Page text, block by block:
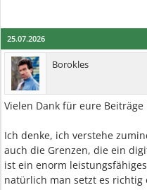
25.07.2026
Borokles
Vielen Dank für eure
Ich denke, ich verstehe
auch die Grenzen, die ein
ist ein enorm
natürlich man setzt es richtig